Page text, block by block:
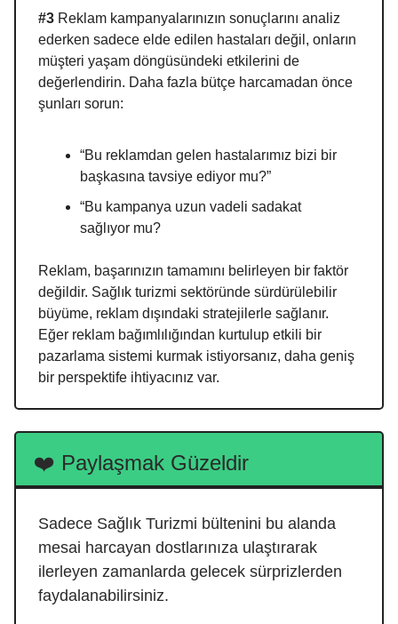
#3 Reklam kampanyalarınızın sonuçlarını analiz
ederken sadece elde edilen hastaları değil, onların
müşteri yaşam döngüsündeki etkilerini de
değerlendirin. Daha fazla bütçe harcamadan önce
şunları sorun:
“Bu reklamdan gelen hastalarımız bizi bir
başkasına tavsiye ediyor mu?”
“Bu kampanya uzun vadeli sadakat
sağlıyor mu?
Reklam, başarınızın tamamını belirleyen bir faktör
değildir. Sağlık turizmi sektöründe sürdürülebilir
büyüme, reklam dışındaki stratejilerle sağlanır.
Eğer reklam bağımlılığından kurtulup etkili bir
pazarlama sistemi kurmak istiyorsanız, daha geniş
bir perspektife ihtiyacınız var.
❤️ Paylaşmak Güzeldir
Sadece Sağlık Turizmi bültenini bu alanda
mesai harcayan dostlarınıza ulaştırarak
ilerleyen zamanlarda gelecek sürprizlerden
faydalanabilirsiniz.